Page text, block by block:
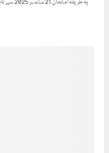
یہ